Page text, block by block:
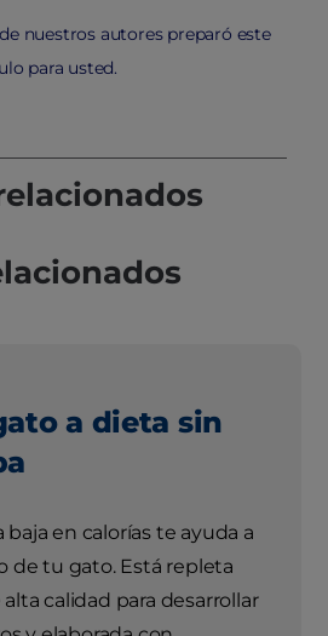
nuestros autores preparó este
para usted.
a dieta sin
en calorías te ayuda a
de tu gato. Está repleta
calidad para desarrollar